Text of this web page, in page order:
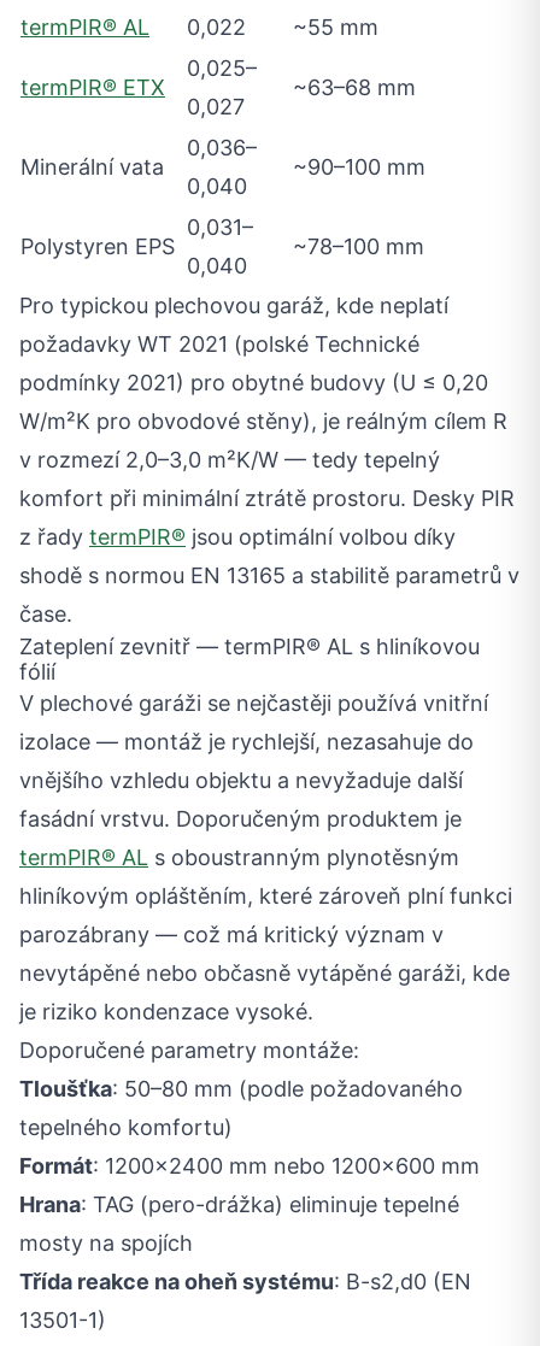
termPIR® AL 0,022 ~55 mm
termPIR® ETX
0,025–
0,027
~63–68 mm
Minerální vata
0,036–
0,040
~90–100 mm
Polystyren EPS
0,031–
0,040
~78–100 mm
Pro typickou plechovou garáž, kde neplatí
požadavky WT 2021 (polské Technické
podmínky 2021) pro obytné budovy (U ≤ 0,20
W/m²K pro obvodové stěny), je reálným cílem R
v rozmezí 2,0–3,0 m²K/W — tedy tepelný
komfort při minimální ztrátě prostoru. Desky PIR
z řady termPIR® jsou optimální volbou díky
shodě s normou EN 13165 a stabilitě parametrů v
čase.
Zateplení zevnitř — termPIR® AL s hliníkovou
fólií
V plechové garáži se nejčastěji používá vnitřní
izolace — montáž je rychlejší, nezasahuje do
vnějšího vzhledu objektu a nevyžaduje další
fasádní vrstvu. Doporučeným produktem je
termPIR® AL s oboustranným plynotěsným
hliníkovým opláštěním, které zároveň plní funkci
parozábrany — což má kritický význam v
nevytápěné nebo občasně vytápěné garáži, kde
je riziko kondenzace vysoké.
Doporučené parametry montáže:
Tloušťka: 50–80 mm (podle požadovaného
tepelného komfortu)
Formát: 1200×2400 mm nebo 1200×600 mm
Hrana: TAG (pero-drážka) eliminuje tepelné
mosty na spojích
Třída reakce na oheň systému: B-s2,d0 (EN
13501-1)